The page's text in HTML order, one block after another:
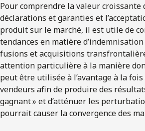
Pour comprendre la valeur croissante
déclarations et garanties et
produit sur le marché, il est utile de
tendances en matière
fusions et acquisitions
attention particulière à la manière
peut être utilisée à l’avantage à la
vendeurs afin de produire des
gagnant » et d’atténuer les
pourrait causer la convergence des